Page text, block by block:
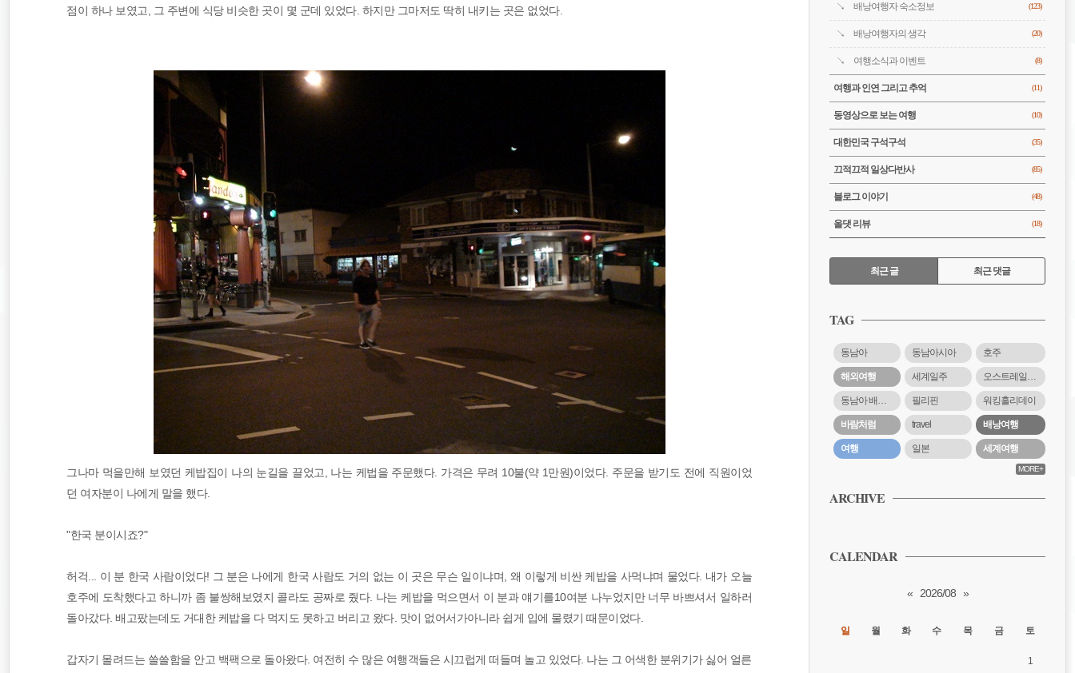
점이 하나 보였고, 그 주변에 식당 비슷한 곳이 몇 군데 있었다. 하지만 그마저도 딱히 내키는 곳은 없었다.
그나마 먹을만해 보였던 케밥집이 나의 눈길을 끌었고, 나는 케법을 주문했다. 가격은 무려 10불(약 1만원)이었다. 주문을 받기도 전에 직원이었
던 여자분이 나에게 말을 했다.
"한국 분이시죠?"
허걱... 이 분 한국 사람이었다! 그 분은 나에게 한국 사람도 거의 없는 이 곳은 무슨 일이냐며, 왜 이렇게 비싼 케밥을 사먹냐며 물었다. 내가 오늘
호주에 도착했다고 하니까 좀 불쌍해보였지 콜라도 공짜로 줬다. 나는 케밥을 먹으면서 이 분과 얘기를10여분 나누었지만 너무 바쁘셔서 일하러
돌아갔다. 배고팠는데도 거대한 케밥을 다 먹지도 못하고 버리고 왔다. 맛이 없어서가아니라 쉽게 입에 물렸기 때문이었다.
갑자기 몰려드는 쓸쓸함을 안고 백팩으로 돌아왔다. 여전히 수 많은 여행객들은 시끄럽게 떠들며 놀고 있었다. 나는 그 어색한 분위기가 싫어 얼른
배낭여행자 숙소정보 (123)
배낭여행자의 생각 (20)
여행소식과 이벤트 (8)
여행과 인연 그리고 추억 (11)
동영상으로 보는 여행 (10)
대한민국 구석구석 (35)
끄적끄적 일상다반사 (85)
블로그 이야기 (48)
올댓 리뷰 (18)
RECENTLY
최근 글 최근 댓글
근
글
TAG
동남아 동남아시아 호주
해외여행 세계일주 오스트레일리아
동남아 배낭여행 필리핀 워킹홀리데이
바람처럼 travel 배낭여행
여행 일본 세계여행
MORE+
ARCHIVE
CALENDAR
« 2026/08 »
일 월 화 수 목 금 토
1